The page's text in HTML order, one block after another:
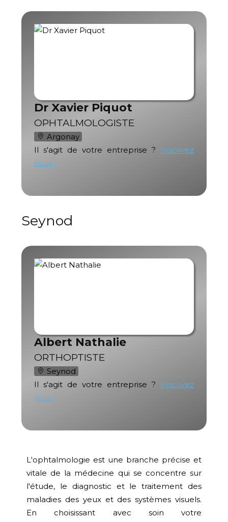
Dr Xavier Piquot
OPHTALMOLOGISTE
Argonay
Il s'agit de votre entreprise ?
Inscrivez
vous !
Seynod
Albert Nathalie
ORTHOPTISTE
Seynod
Il s'agit de votre entreprise ?
Inscrivez
vous !
L'ophtalmologie est une branche précise et
vitale de la médecine qui se concentre sur
l'étude, le diagnostic et le traitement des
maladies des yeux et des systèmes visuels.
En choisissant avec soin votre